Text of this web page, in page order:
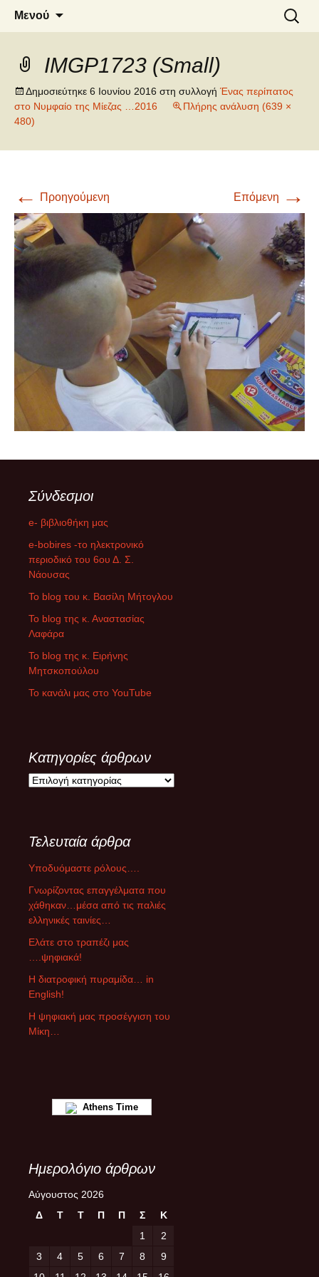
6o ΔΗΜΟΤΙΚΟ ΣΧΟΛΕΙΟ
ΝΑΟΥΣΑΣ
Μενού
για:
IMGP1723 (Small)
Δημοσιεύτηκε 6 Ιουνίου 2016 στη συλλογή Ένας περίπατος
στο Νυμφαίο της Μίεζας …2016
Πλήρης ανάλυση (639 ×
480)
← Προηγούμενη Επόμενη →
Σύνδεσμοι
e- βιβλιοθήκη μας
e-bobires -το ηλεκτρονικό
περιοδικό του 6ου Δ. Σ.
Νάουσας
To blog του κ. Βασίλη Μήτογλου
Το blog της κ. Αναστασίας
Λαφάρα
Το blog της κ. Ειρήνης
Μητσκοπούλου
Το κανάλι μας στο YouTube
Κατηγορίες άρθρων
Κ
γ
ρ
ί
ρ
θ
ρ
ω
Τελευταία άρθρα
Υποδυόμαστε ρόλους….
Γνωρίζοντας επαγγέλματα που
χάθηκαν…μέσα από τις παλιές
ελληνικές ταινίες…
Ελάτε στο τραπέζι μας
….ψηφιακά!
Η διατροφική πυραμίδα… in
English!
Η ψηφιακή μας προσέγγιση του
Μίκη…
Athens Time
Ημερολόγιο άρθρων
Αύγουστος 2026
Δ
Τ Τ Π Π Σ
Κ
1
2
3
4 5 6 7 8
9